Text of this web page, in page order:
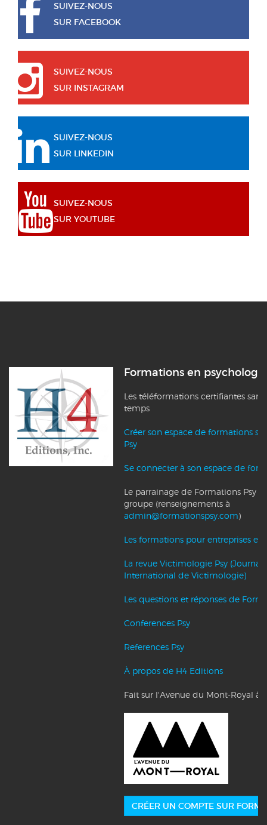
SUIVEZ-NOUS
SUR FACEBOOK
SUIVEZ-NOUS
SUR INSTAGRAM
SUIVEZ-NOUS
SUR LINKEDIN
SUIVEZ-NOUS
SUR YOUTUBE
Formations en psychologie
Les téléformations certifiantes
temps
Créer son espace de formations
Psy
Se connecter à son espace de
Le parrainage de Formations Psy
groupe (renseignements à
admin@formationspsy.com)
Les formations pour entreprises et
La revue Victimologie Psy (Journal
International de Victimologie)
Les questions et réponses de
Conferences Psy
References Psy
À propos de H4 Editions
Fait sur l'Avenue du Mont-Royal à
CRÉER UN COMPTE SUR